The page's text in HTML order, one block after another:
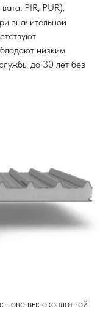
PIR, PUR).
значительной
низким
до 30 лет без
высокоплотной